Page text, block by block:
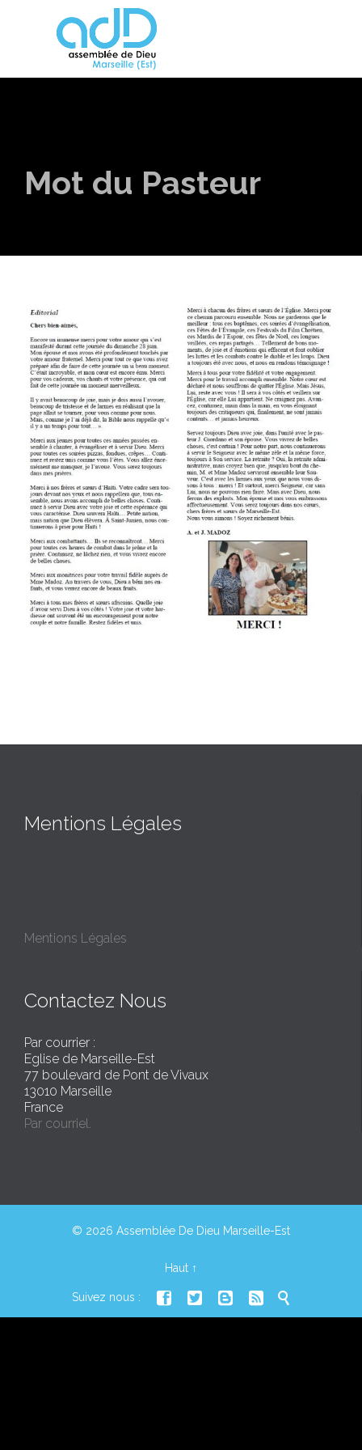
Mot du Pasteur
Mentions Légales
Mentions Légales
Contactez Nous
Par courrier :
Eglise de Marseille-Est
77 boulevard de Pont de Vivaux
13010 Marseille
France
Par courriel.
© 2026 Assemblée De Dieu Marseille-Est
Haut ↑
Suivez nous :     